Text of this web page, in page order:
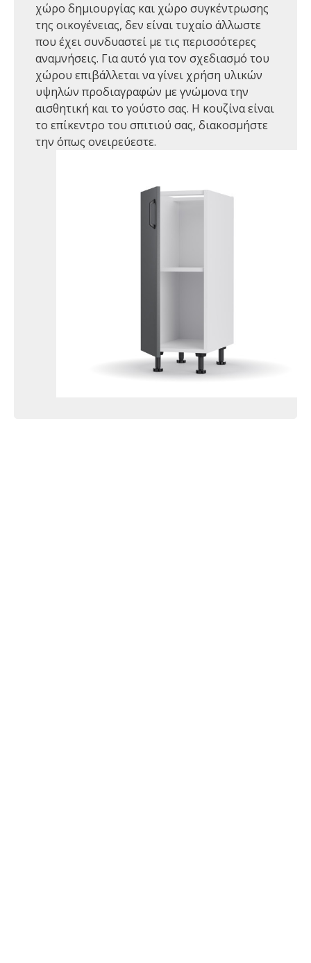
χώρο δημιουργίας και χώρο συγκέντρωσης
της οικογένειας, δεν είναι τυχαίο άλλωστε
που έχει συνδυαστεί με τις περισσότερες
αναμνήσεις. Για αυτό για τον σχεδιασμό του
χώρου επιβάλλεται να γίνει χρήση υλικών
υψηλών προδιαγραφών με γνώμονα την
αισθητική και το γούστο σας. Η κουζίνα είναι
το επίκεντρο του σπιτιού σας, διακοσμήστε
την όπως ονειρεύεστε.